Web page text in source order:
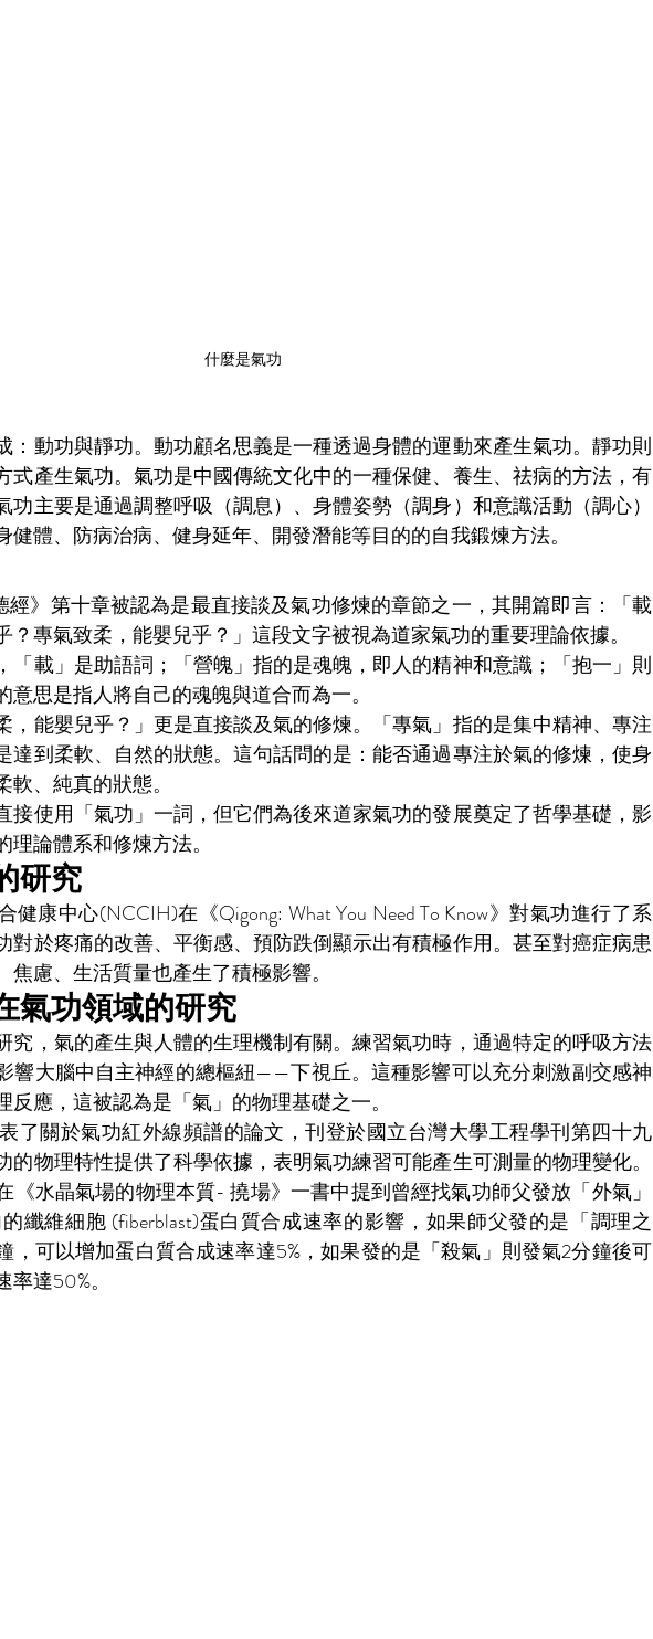
什麼是氣功
：動功與靜功。動功顧名思義是一種透過身體的運動來產生氣功。靜功則
式產生氣功。氣功是中國傳統文化中的一種保健、養生、祛病的方法，有
功主要是通過調整呼吸（調息）、身體姿勢（調身）和意識活動（調心）
健體、防病治病、健身延年、開發潛能等目的的自我鍛煉方法。
》第十章被認為是最直接談及氣功修煉的章節之一，其開篇即言：「載
？專氣致柔，能嬰兒乎？」這段文字被視為道家氣功的重要理論依據。
「載」是助語詞；「營魄」指的是魂魄，即人的精神和意識；「抱一」則
思是指人將自己的魂魄與道合而為一。
，能嬰兒乎？」更是直接談及氣的修煉。「專氣」指的是集中精神、專注
達到柔軟、自然的狀態。這句話問的是：能否通過專注於氣的修煉，使身
、純真的狀態。
接使用「氣功」一詞，但它們為後來道家氣功的發展奠定了哲學基礎，影
論體系和修煉方法。
研究
健康中心(NCCIH)在《Qigong: What You Need To Know》對氣功進行了系
對於疼痛的改善、平衡感、預防跌倒顯示出有積極作用。甚至對癌症病患
慮、生活質量也產生了積極影響。
氣功領域的研究
究，氣的產生與人體的生理機制有關。練習氣功時，通過特定的呼吸方法
響大腦中自主神經的總樞紐——下視丘。這種影響可以充分刺激副交感神
應，這被認為是「氣」的物理基礎之一。
了關於氣功紅外線頻譜的論文，刊登於國立台灣大學工程學刊第四十九
的物理特性提供了科學依據，表明氣功練習可能產生可測量的物理變化。
《水晶氣場的物理本質- 撓場》一書中提到曾經找氣功師父發放「外氣」
纖維細胞 (fiberblast)蛋白質合成速率的影響，如果師父發的是「調理之
，可以增加蛋白質合成速率達5%，如果發的是「殺氣」則發氣2分鐘後可
達50%。